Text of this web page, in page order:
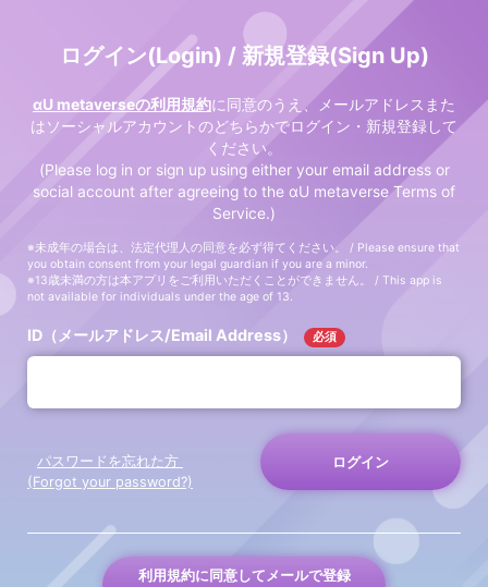
ログイン(Login) / 新規登録(Sign Up)
αU metaverseの利用規約に同意のうえ、メールアドレスまた
はソーシャルアカウントのどちらかでログイン・新規登録して
ください。
(Please log in or sign up using either your email address or
social account after agreeing to the αU metaverse Terms of
Service.)
※未成年の場合は、法定代理人の同意を必ず得てください。 / Please ensure that
you obtain consent from your legal guardian if you are a minor.
※13歳未満の方は本アプリをご利用いただくことができません。 / This app is
not available for individuals under the age of 13.
ID（メールアドレス/Email Address） 必須
ログイン
パスワードを忘れた方
(Forgot your password?)
利用規約に同意してメールで登録